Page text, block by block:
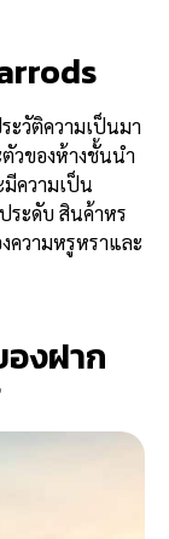
ะวัติความเป็นมา
วของห้างชั้นนำ
ความเป็น
ระดับ สินค้าหร
ความหรูหราและ
องฝาก